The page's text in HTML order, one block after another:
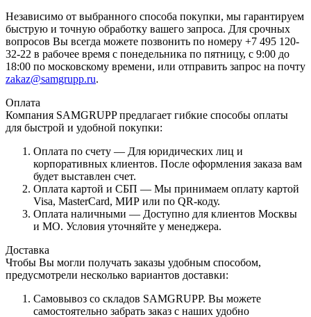
Независимо от выбранного способа покупки, мы гарантируем
быструю и точную обработку вашего запроса. Для срочных
вопросов Вы всегда можете позвонить по номеру +7 495 120-
32-22 в рабочее время с понедельника по пятницу, с 9:00 до
18:00 по московскому времени, или отправить запрос на почту
zakaz@samgrupp.ru.
Оплата
Компания SAMGRUPP предлагает гибкие способы оплаты
для быстрой и удобной покупки:
Оплата по счету — Для юридических лиц и
корпоративных клиентов. После оформления заказа вам
будет выставлен счет.
Оплата картой и СБП — Мы принимаем оплату картой
Visa, MasterCard, МИР или по QR-коду.
Оплата наличными — Доступно для клиентов Москвы
и МО. Условия уточняйте у менеджера.
Доставка
Чтобы Вы могли получать заказы удобным способом,
предусмотрели несколько вариантов доставки:
Самовывоз со складов SAMGRUPP. Вы можете
самостоятельно забрать заказ с наших удобно